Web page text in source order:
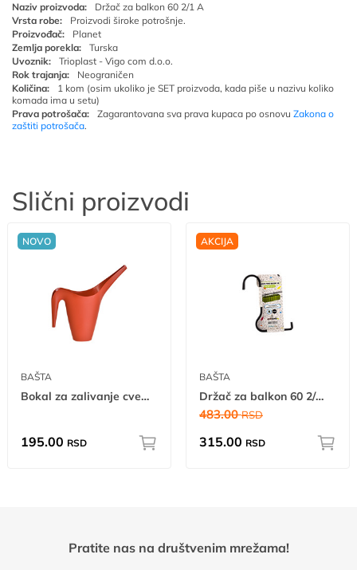
Naziv proizvoda:
Držač za balkon 60 2/1 A
Vrsta robe:
Proizvodi široke potrošnje.
Proizvođač:
Planet
Zemlja porekla:
Turska
Uvoznik:
Trioplast - Vigo com d.o.o.
Rok trajanja:
Neograničen
Količina:
1 kom (osim ukoliko je SET proizvoda, kada piše u nazivu koliko
komada ima u setu)
Prava potrošača:
Zagarantovana sva prava kupaca po osnovu Zakona o
zaštiti potrošača.
Slični proizvodi
NOVO
BAŠTA
Bokal za zalivanje cveća
195.00 RSD
AKCIJA
BAŠTA
Držač za balkon 60 2/1 A
483.00RSD
315.00 RSD
Pratite nas na društvenim mrežama!